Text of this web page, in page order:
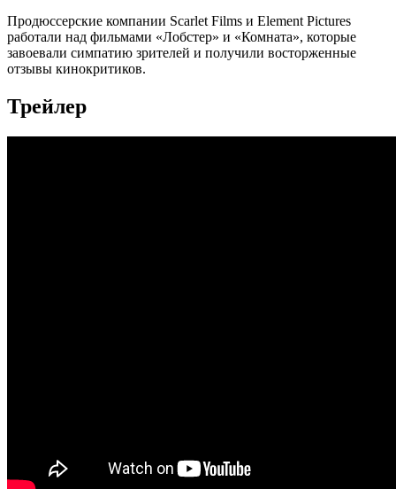
Продюссерские компании Scarlet Films и Element Pictures
работали над фильмами «Лобстер» и «Комната», которые
завоевали симпатию зрителей и получили восторженные
отзывы кинокритиков.
Трейлер